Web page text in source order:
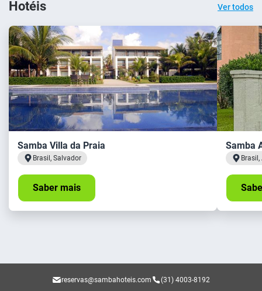
Hotéis Ver todos
Samba Villa da Praia
Brasil, Salvador
Saber mais
Samba
reservas@sambahoteis.com (31) 4003-8192